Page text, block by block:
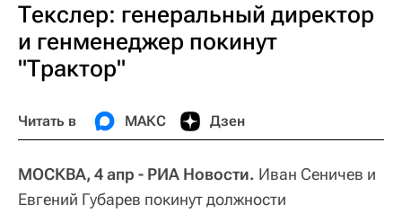
Текслер: генеральный директор
и генменеджер покинут
"Трактор"
Читать в МАКС Дзен
МОСКВА, 4 апр - РИА Новости. Иван Сеничев и
Евгений Губарев покинут должности